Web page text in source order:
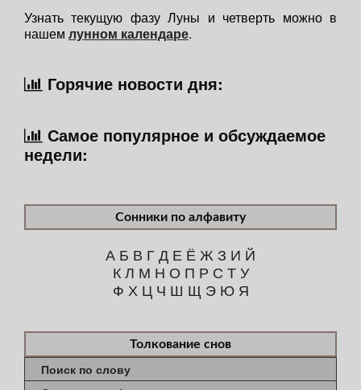
Узнать текущую фазу Луны и четверть можно в
нашем лунном календаре.
Горячие новости дня:
Самое популярное и обсуждаемое
недели:
Сонники по алфавиту
А Б В ГД Е Ё Ж З И Й
К Л М Н О П Р С Т У
Ф Х Ц Ч Ш Щ Э Ю Я
Толкование снов
Поиск по слову